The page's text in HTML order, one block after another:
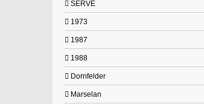
SERVE
1973
1987
1988
Dornfelder
Marselan